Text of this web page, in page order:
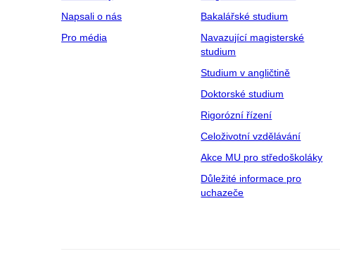
Napsali o nás
Pro média
Bakalářské studium
Navazující magisterské
studium
Studium v angličtině
Doktorské studium
Rigorózní řízení
Celoživotní vzdělávání
Akce MU pro středoškoláky
Důležité informace pro
uchazeče